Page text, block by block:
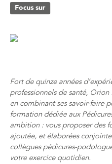
Focus sur
Fort de quinze années
professionnels de santé,
en combinant ses savoir-faire
formation dédiée aux
ambition : vous proposer des
ajoutée, et élaborées
collègues pédicures-
votre exercice quotidien.